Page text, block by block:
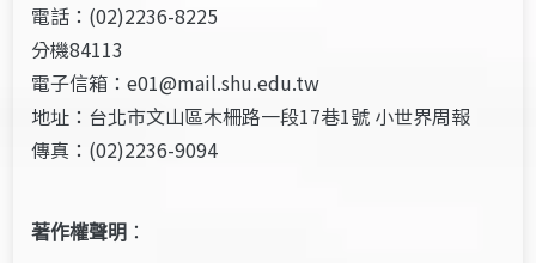
電話：(02)2236-8225
分機84113
電子信箱：e01@mail.shu.edu.tw
地址：台北市文山區木柵路一段17巷1號 小世界周報
傳真：(02)2236-9094
著作權聲明 ：